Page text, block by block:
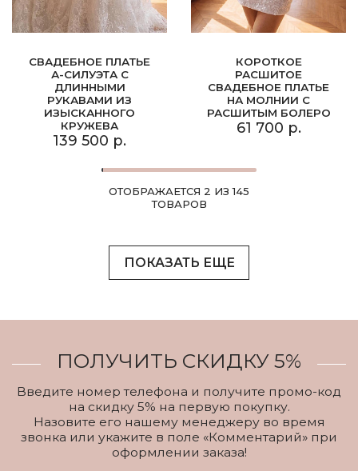
СВАДЕБНОЕ ПЛАТЬЕ
А-СИЛУЭТА С
ДЛИННЫМИ
РУКАВАМИ ИЗ
ИЗЫСКАННОГО
КРУЖЕВА
139 500 р.
КОРОТКОЕ
РАСШИТОЕ
СВАДЕБНОЕ ПЛАТЬЕ
НА МОЛНИИ С
РАСШИТЫМ БОЛЕРО
61 700 р.
ОТОБРАЖАЕТСЯ 2 ИЗ 145
ТОВАРОВ
ПОКАЗАТЬ ЕЩЕ
ПОЛУЧИТЬ СКИДКУ 5%
Введите номер телефона и получите промо-код
на скидку 5% на первую покупку.
Назовите его нашему менеджеру во время
звонка или укажите в поле «Комментарий» при
оформлении заказа!